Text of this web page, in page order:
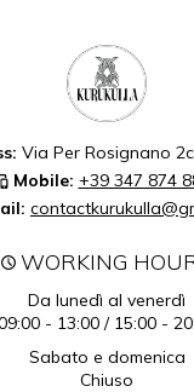
Via Per Rosignano
Mobile: +39 347 874
WORKING
Da lunedì al venerdì
- 13:00 / 15:00 -
Sabato e domenica
Chiuso